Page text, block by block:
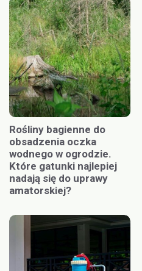
Rośliny bagienne do
obsadzenia oczka
wodnego w ogrodzie.
Które gatunki najlepiej
nadają się do uprawy
amatorskiej?